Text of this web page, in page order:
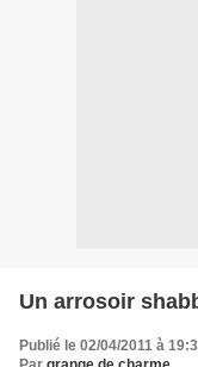
Un arrosoir
Publié le 02/04/2011 à